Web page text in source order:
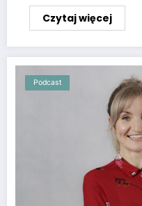
Czytaj więcej
Podcast